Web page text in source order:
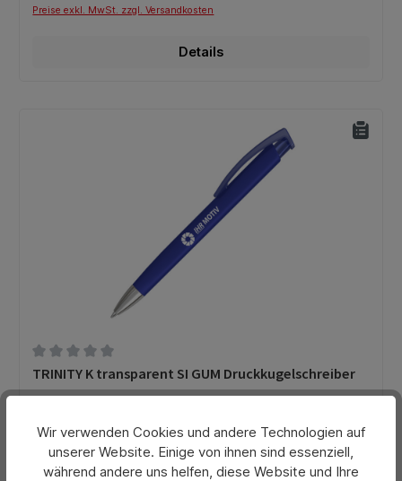
Preise exkl. MwSt. zzgl. Versandkosten
Details
Durchschnittliche Bewertung von 0 von 5 Sternen
TRINITY K transparent SI GUM Druckkugelschreiber
Preis pro Stück ohne Veredelung:
Ab0,71 €*
Wir verwenden Cookies und andere Technologien auf
unserer Website. Einige von ihnen sind essenziell,
während andere uns helfen, diese Website und Ihre